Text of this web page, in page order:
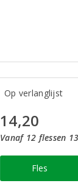
Op verlanglijst
14,20
Vanaf 12 flessen
Fles